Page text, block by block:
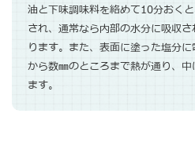
油と下味調味料を絡めて10分おく
され、通常なら内部の水分に吸収
ります。また、表面に塗った塩分
から数㎜のところまで熱が通り、
ます。